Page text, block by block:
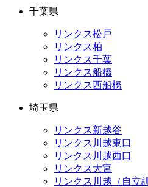
千葉県
リンクス松戸
リンクス柏
リンクス千葉
リンクス船橋
リンクス西船橋
埼玉県
リンクス新越谷
リンクス川越東口
リンクス川越西口
リンクス大宮
リンクス川越（自立